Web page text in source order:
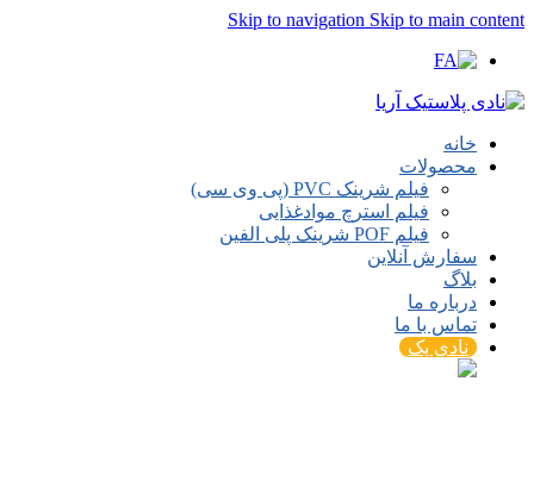
Skip to navigation Skip to main content
خانه
محصولات
فیلم شرینک PVC (پی وی سی)
فیلم استرچ موادغذایی
فیلم POF شرینک پلی الفین
سفارش آنلاین
بلاگ
درباره ما
تماس با ما
نادی پک